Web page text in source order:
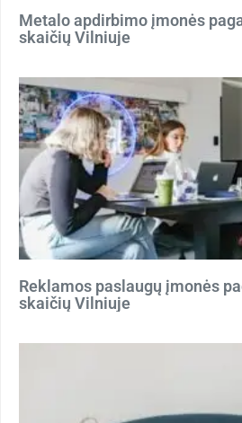
Metalo apdirbimo įmonės
skaičių Vilniuje
Reklamos paslaugų įmonės
skaičių Vilniuje